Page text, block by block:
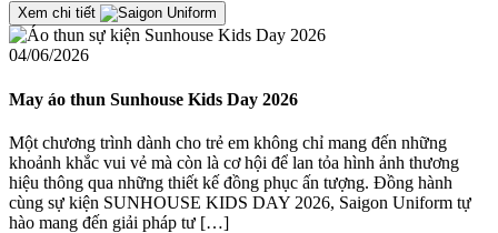
Xem chi tiết
04/06/2026
May áo thun Sunhouse Kids Day 2026
Một chương trình dành cho trẻ em không chỉ mang đến những
khoảnh khắc vui vẻ mà còn là cơ hội để lan tỏa hình ảnh thương
hiệu thông qua những thiết kế đồng phục ấn tượng. Đồng hành
cùng sự kiện SUNHOUSE KIDS DAY 2026, Saigon Uniform tự
hào mang đến giải pháp tư […]